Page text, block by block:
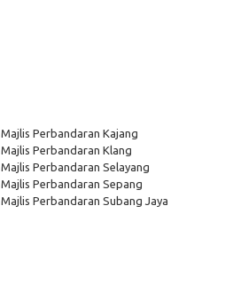
Majlis Perbandaran Kajang
Majlis Perbandaran Klang
Majlis Perbandaran Selayang
Majlis Perbandaran Sepang
Majlis Perbandaran Subang Jaya